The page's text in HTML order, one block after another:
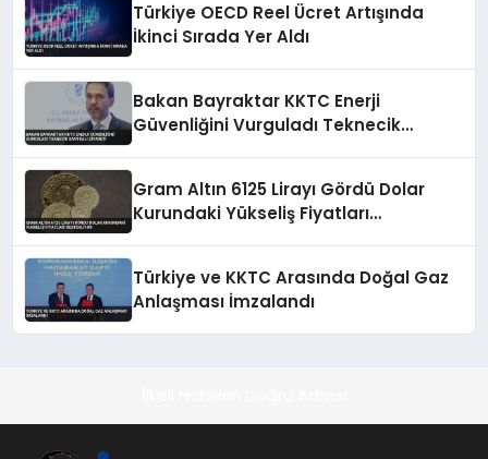
Türkiye OECD Reel Ücret Artışında
İkinci Sırada Yer Aldı
Bakan Bayraktar KKTC Enerji
Güvenliğini Vurguladı Teknecik
Gram Altın 6125 Lirayı Gördü Dolar
Kurundaki Yükseliş Fiyatları
Türkiye ve KKTC Arasında Doğal Gaz
Anlaşması İmzalandı